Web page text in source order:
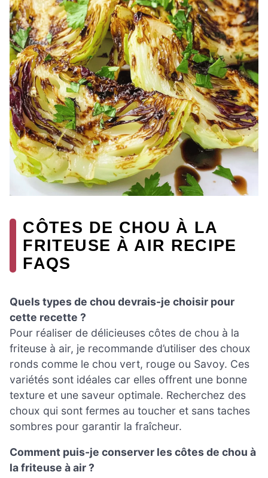
CÔTES DE CHOU À LA
FRITEUSE À AIR RECIPE
FAQS
Quels types de chou devrais-je choisir pour
cette recette ?
Pour réaliser de délicieuses côtes de chou à la
friteuse à air, je recommande d’utiliser des choux
ronds comme le chou vert, rouge ou Savoy. Ces
variétés sont idéales car elles offrent une bonne
texture et une saveur optimale. Recherchez des
choux qui sont fermes au toucher et sans taches
sombres pour garantir la fraîcheur.
Comment puis-je conserver les côtes de chou à
la friteuse à air ?